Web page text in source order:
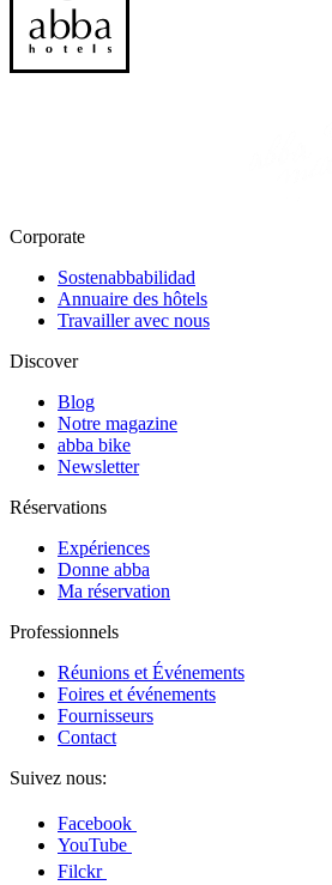
Corporate
Sostenabbabilidad
Annuaire des hôtels
Travailler avec nous
Discover
Blog
Notre magazine
abba bike
Newsletter
Réservations
Expériences
Donne abba
Ma réservation
Professionnels
Réunions et Événements
Foires et événements
Fournisseurs
Contact
Suivez nous:
Facebook
YouTube
Filckr